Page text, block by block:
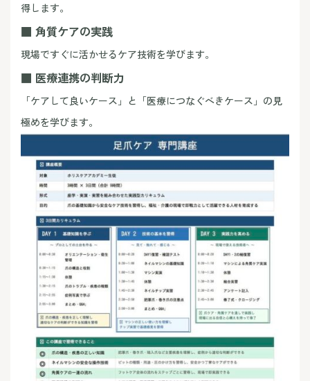
得します。
■ 角質ケアの実践
現場ですぐに活かせるケア技術を学びます。
■ 医療連携の判断力
「ケアして良いケース」と「医療につなぐべきケース」の見
極めを学びます。